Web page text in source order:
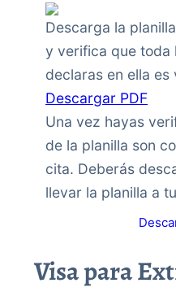
Descarga la
y verifica que toda
declaras en ella es
Descargar PDF
Una vez hayas
de la planilla son
cita. Deberás
llevar la planilla a
Visa para